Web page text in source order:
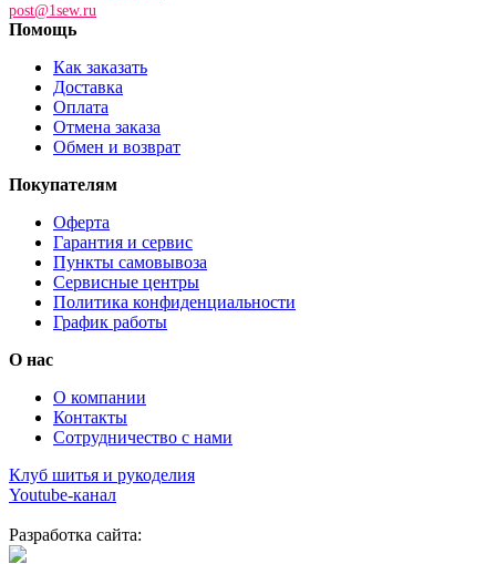
post@1sew.ru
Помощь
Как заказать
Доставка
Оплата
Отмена заказа
Обмен и возврат
Покупателям
Оферта
Гарантия и сервис
Пункты самовывоза
Сервисные центры
Политика конфиденциальности
График работы
О нас
О компании
Контакты
Сотрудничество с нами
Клуб шитья и рукоделия
Youtube-канал
Разработка сайта: